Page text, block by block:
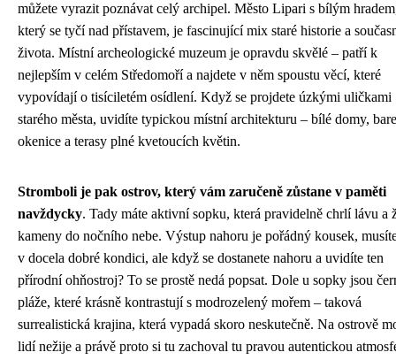
můžete vyrazit poznávat celý archipel. Město Lipari s bílým
který se tyčí nad přístavem, je fascinující mix staré historie a
života. Místní archeologické muzeum je opravdu skvělé – patří k
nejlepším v celém Středomoří a najdete v něm spoustu věcí, které
vypovídají o tisíciletém osídlení. Když se projdete úzkými uličkami
starého města, uvidíte typickou místní architekturu – bílé domy,
okenice a terasy plné kvetoucích květin.
Stromboli je pak ostrov, který vám zaručeně zůstane v paměti
navždycky. Tady máte aktivní sopku, která pravidelně chrlí lávu a
kameny do nočního nebe. Výstup nahoru je pořádný kousek,
v docela dobré kondici, ale když se dostanete nahoru a uvidíte ten
přírodní ohňostroj? To se prostě nedá popsat. Dole u sopky jsou
pláže, které krásně kontrastují s modrozelený mořem – taková
surrealistická krajina, která vypadá skoro neskutečně. Na ostrově
lidí nežije a právě proto si tu zachoval tu pravou autentickou